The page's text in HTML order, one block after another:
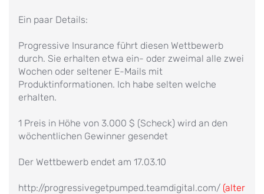
Ein paar Details:
Progressive Insurance führt diesen Wettbewerb
durch. Sie erhalten etwa ein- oder zweimal alle zwei
Wochen oder seltener E-Mails mit
Produktinformationen. Ich habe selten welche
erhalten.
1 Preis in Höhe von 3.000 $ (Scheck) wird an den
wöchentlichen Gewinner gesendet
Der Wettbewerb endet am 17.03.10
http://progressivegetpumped.teamdigital.com/ (alter